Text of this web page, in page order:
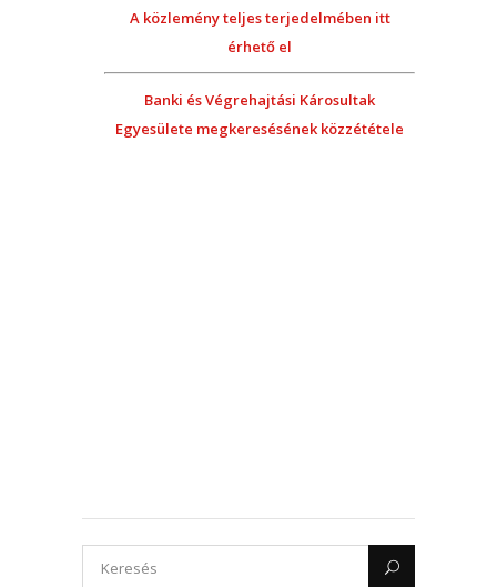
A közlemény teljes terjedelmében itt
érhető el
Banki és Végrehajtási Károsultak
Egyesülete megkeresésének közzététele